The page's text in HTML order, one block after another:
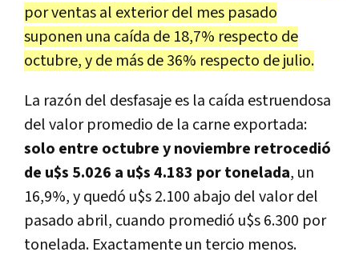
por ventas al exterior del mes pasado
suponen una caída de 18,7% respecto de
octubre, y de más de 36% respecto de julio.
La razón del desfasaje es la caída estruendosa
del valor promedio de la carne exportada:
solo entre octubre y noviembre retrocedió
de u$s 5.026 a u$s 4.183 por tonelada, un
16,9%, y quedó u$s 2.100 abajo del valor del
pasado abril, cuando promedió u$s 6.300 por
tonelada. Exactamente un tercio menos.